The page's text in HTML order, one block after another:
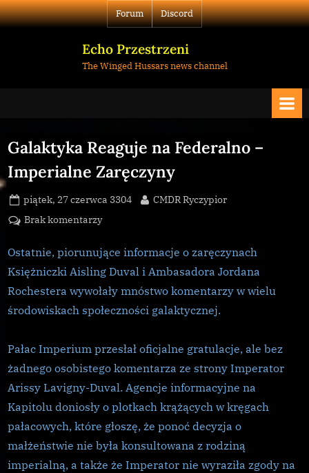
Skip
to
Forum Discord
Echo Przestrzeni
The Winged Hussars news channel
Galaktyka Reaguje na Federalno –
Imperialne Zaręczyny
Posted
on
piątek, 27 czerwca 3304 By
CMDR Ryczypior
Brak komentarzydo
Reaguje
na
–
Imperialne
Ostatnie, piorunujące informacje o zaręczynach
Księżniczki Aisling Duval i Ambasadora Jordana
Rochestera wywołały mnóstwo komentarzy w wielu
środowiskach społeczności galaktycznej.
Pałac Imperium przesłał oficjalne gratulacje, ale bez
żadnego osobistego komentarza ze strony Imperator
Arissy Lavigny-Duval. Agencje informacyjne na
Kapitolu doniosły o plotkach krążących w kręgach
pałacowych, które głoszę, że ponoć decyzja o
małżeństwie nie była konsultowana z rodziną
imperialną, a także że Imperator nie wyraziła zgody na